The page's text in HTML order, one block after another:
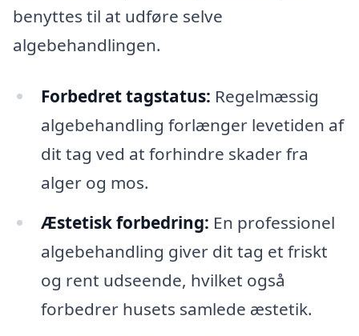
benyttes til at udføre selve
algebehandlingen.
Forbedret tagstatus: Regelmæssig
algebehandling forlænger levetiden af
dit tag ved at forhindre skader fra
alger og mos.
Æstetisk forbedring: En professionel
algebehandling giver dit tag et friskt
og rent udseende, hvilket også
forbedrer husets samlede æstetik.